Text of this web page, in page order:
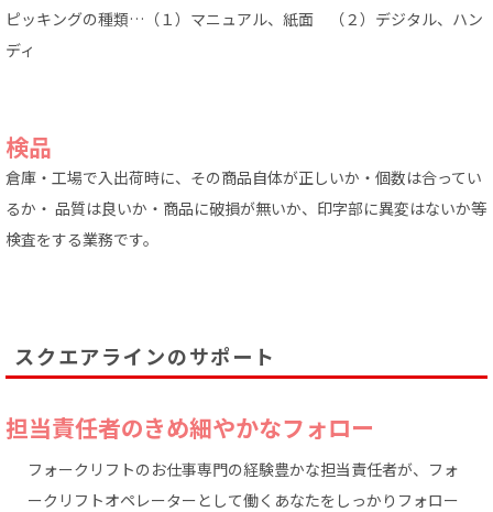
ピッキングの種類…（１）マニュアル、紙面 （２）デジタル、ハン
ディ
検品
倉庫・工場で入出荷時に、その商品自体が正しいか・個数は合ってい
るか・ 品質は良いか・商品に破損が無いか、印字部に異変はないか等
検査をする業務です。
スクエアラインのサポート
担当責任者のきめ細やかなフォロー
フォークリフトのお仕事専門の経験豊かな担当責任者が、フォ
ークリフトオペレーターとして働くあなたをしっかりフォロー